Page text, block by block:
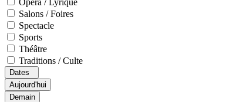
Opéra / Lyrique
Salons / Foires
Spectacle
Sports
Théâtre
Traditions / Culte
Dates
Aujourd'hui
Demain